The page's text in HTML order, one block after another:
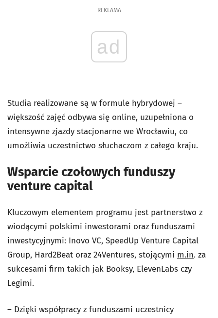
REKLAMA
ad
Studia realizowane są w formule hybrydowej –
większość zajęć odbywa się online, uzupełniona o
intensywne zjazdy stacjonarne we Wrocławiu, co
umożliwia uczestnictwo słuchaczom z całego kraju.
Wsparcie czołowych funduszy
venture capital
Kluczowym elementem programu jest partnerstwo z
wiodącymi polskimi inwestorami oraz funduszami
inwestycyjnymi: Inovo VC, SpeedUp Venture Capital
Group, Hard2Beat oraz 24Ventures, stojącymi m.in. za
sukcesami firm takich jak Booksy, ElevenLabs czy
Legimi.
– Dzięki współpracy z funduszami uczestnicy